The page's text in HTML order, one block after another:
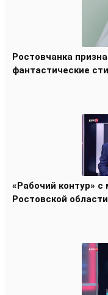
Ростовчанка
фантастические
«Рабочий контур»
Ростовской